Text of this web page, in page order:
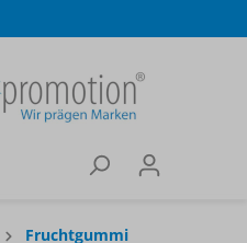
040 / 570 18 25 70
Fruchtgummi